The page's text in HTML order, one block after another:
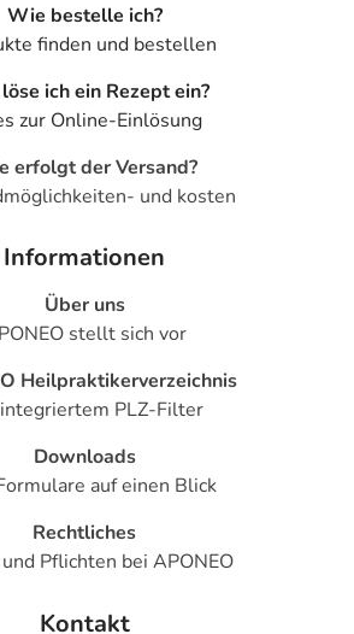
Wie bestelle ich?
finden und bestellen
ich ein Rezept ein?
zur Online-Einlösung
erfolgt der Versand?
und kosten
Informationen
Über uns
stellt sich vor
Heilpraktikerverzeichnis
PLZ-Filter
Downloads
auf einen Blick
Rechtliches
Pflichten bei APONEO
Kontakt